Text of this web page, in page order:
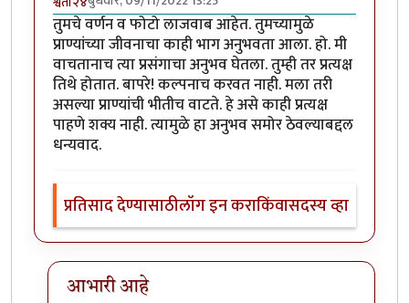
तुमचे वर्णन व फोटो लाजवाब आहेत. तुमच्यामुळे
प्राण्यांच्या जीवनाचा काही भाग अनुभवता आला. हो. मी
वाचतानाच त्या प्रसंगाचा अनुभव घेतला. तुम्ही तर प्रत्यक्ष
तिथे होतात. बापरे! कल्पनाच करवत नाही. मला तरी
असल्या प्राण्यांची भीतीच वाटते. हे असे काही प्रत्यक्ष
पाहणे शक्य नाही. त्यामुळे हा अनुभव समोर ठेवल्याबद्दल
धन्यवाद.
प्रतिसाद देण्यासाठीलॉग इन कराकिंवासदस्य व्हा
आभारी आहे